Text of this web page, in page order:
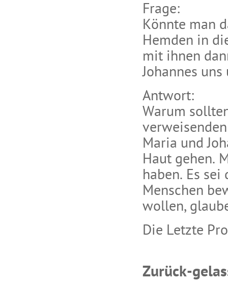
Frage:
Könnte man
Hemden in
mit ihnen
Johannes
Antwort:
Warum
Maria und
Haut gehen.
haben. Es sei
Menschen
wollen,
Die Letzte
Zurück-